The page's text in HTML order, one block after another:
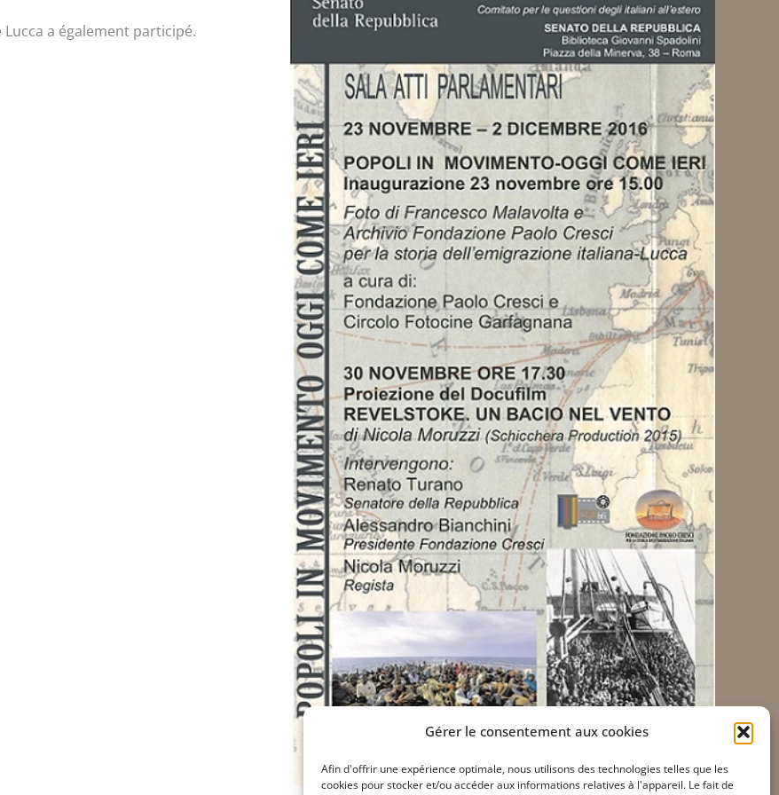
Gérer le consentement aux cookies
Afin d'offrir une expérience optimale, nous utilisons des technologies telles que les
cookies pour stocker et/ou accéder aux informations relatives à l'appareil. Le fait de
a également participé.